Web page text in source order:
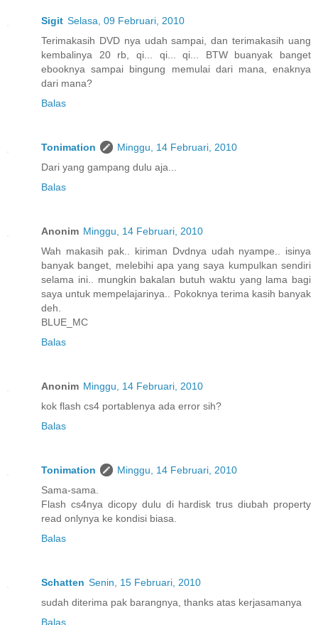
Sigit Selasa, 09 Februari, 2010
Terimakasih DVD nya udah sampai, dan terimakasih uang
kembalinya 20 rb, qi... qi... qi... BTW buanyak banget
ebooknya sampai bingung memulai dari mana, enaknya
dari mana?
Balas
Tonimation
Minggu, 14 Februari, 2010
Dari yang gampang dulu aja...
Balas
Anonim Minggu, 14 Februari, 2010
Wah makasih pak.. kiriman Dvdnya udah nyampe.. isinya
banyak banget, melebihi apa yang saya kumpulkan sendiri
selama ini.. mungkin bakalan butuh waktu yang lama bagi
saya untuk mempelajarinya.. Pokoknya terima kasih banyak
deh.
BLUE_MC
Balas
Anonim Minggu, 14 Februari, 2010
kok flash cs4 portablenya ada error sih?
Balas
Tonimation
Minggu, 14 Februari, 2010
Sama-sama.
Flash cs4nya dicopy dulu di hardisk trus diubah property
read onlynya ke kondisi biasa.
Balas
Schatten Senin, 15 Februari, 2010
sudah diterima pak barangnya, thanks atas kerjasamanya
Balas